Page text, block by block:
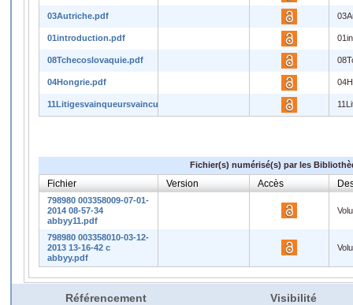
03Autriche.pdf
01introduction.pdf
08Tchecoslovaquie.pdf
04Hongrie.pdf
11Litigesvainqueursvaincus.pdf
Fichier(s) numérisé(s) par les
Fichier Version Accès
798980 003358009-07-01-
2014 08-57-34
abbyy11.pdf
798980 003358010-03-12-
2013 13-16-42 c
abbyy.pdf
Référencement Visibilité